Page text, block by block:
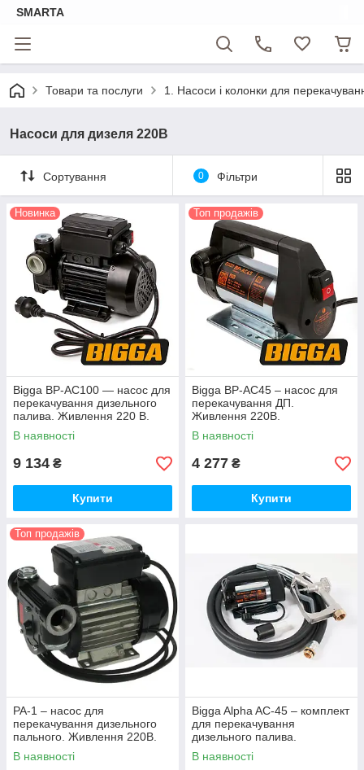
SMARTA
Товари та послуги 1. Насоси і колонки для
Насоси для дизеля 220В
Сортування 0 Фільтри
Новинка
Bigga BP-AC100 — насос для
перекачування дизельного
палива. Живлення 220 В.
Продуктивність насоса 100 л/
хв.
В наявності
9 134 ₴
Купити
Топ продажів
Bigga BP-AC45 – насос для
перекачування ДП.
Живлення 220В.
Продуктивність насоса 45 л/
хв.
В наявності
4 277 ₴
Купити
Топ продажів
PA-1 – насос для
перекачування дизельного
пального. Живлення 220В.
Продуктивність насоса 70 л/
хв.
В наявності
Bigga Alpha AC-45 – комплект
для перекачування
дизельного палива.
Живлення 220В.
Продуктивність 45 л/хв.
В наявності